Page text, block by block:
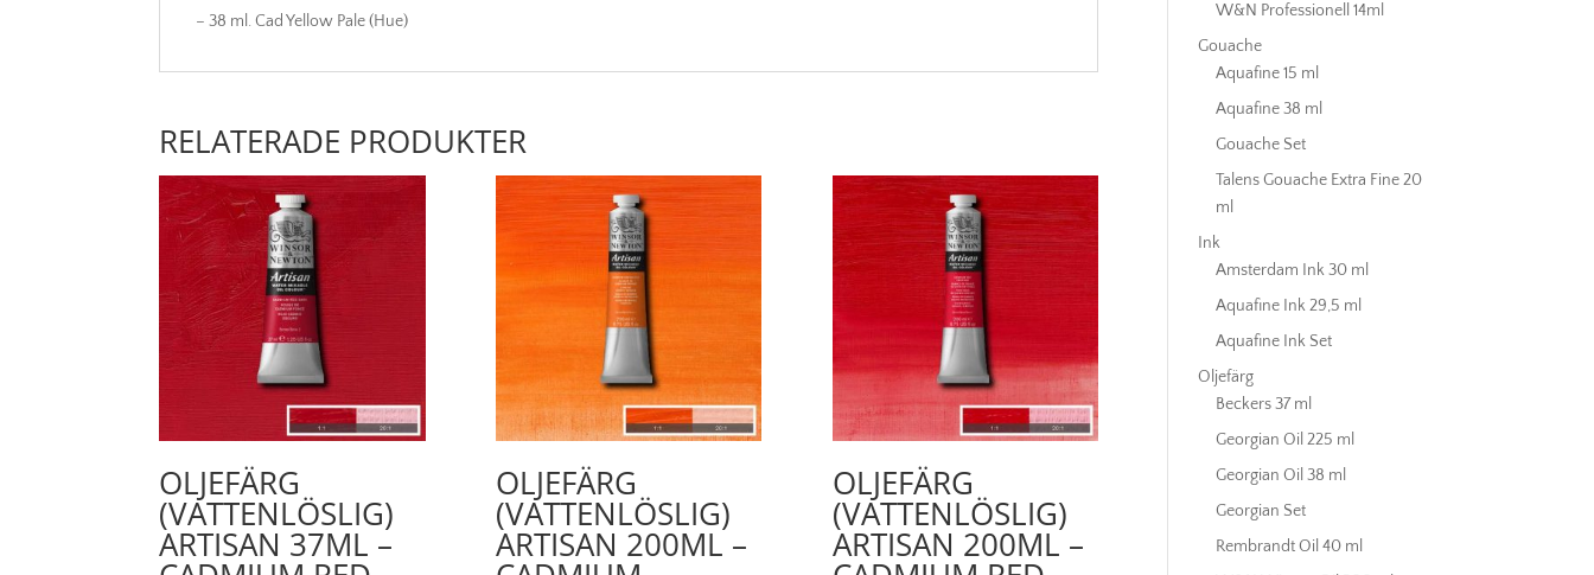
– 38 ml. Cad Yellow Pale (Hue)
RELATERADE PRODUKTER
OLJEFÄRG
(VATTENLÖSLIG)
ARTISAN 37ML –
OLJEFÄRG
(VATTENLÖSLIG)
ARTISAN 200ML –
OLJEFÄRG
(VATTENLÖSLIG)
ARTISAN 200ML –
W&N Professionell 14ml
Gouache
Aquafine 15 ml
Aquafine 38 ml
Gouache Set
Talens Gouache Extra Fine 20
ml
Ink
Amsterdam Ink 30 ml
Aquafine Ink 29,5 ml
Aquafine Ink Set
Oljefärg
Beckers 37 ml
Georgian Oil 225 ml
Georgian Oil 38 ml
Georgian Set
Rembrandt Oil 40 ml